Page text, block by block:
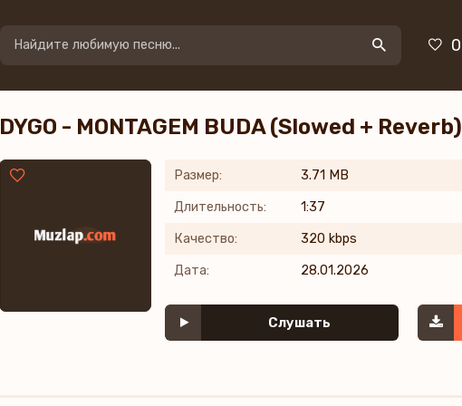
0
DYGO - MONTAGEM BUDA (Slowed + Reverb)
Размер: 3.71 MB
Длительность: 1:37
Качество: 320 kbps
Дата: 28.01.2026
Слушать